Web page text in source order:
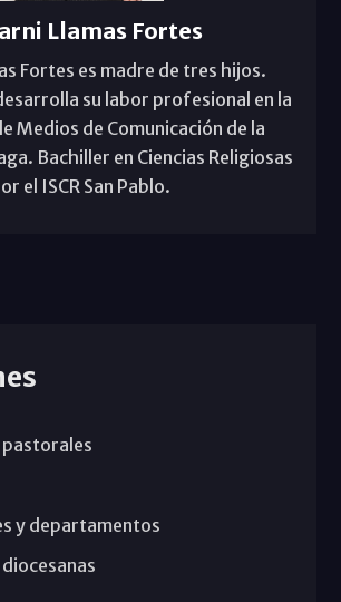
Llamas Fortes
Fortes es madre de tres hijos.
su labor profesional en la
Medios de Comunicación de la
Bachiller en Ciencias Religiosas
el ISCR San Pablo.
y departamentos